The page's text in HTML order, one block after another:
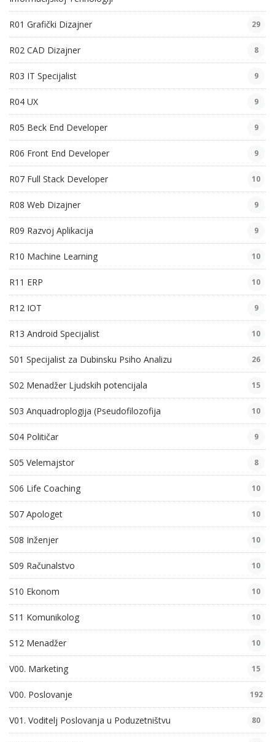
R01 Grafički Dizajner 29
R02 CAD Dizajner 8
R03 IT Specijalist 9
R04 UX 9
R05 Beck End Developer 9
R06 Front End Developer 9
R07 Full Stack Developer 10
R08 Web Dizajner 9
R09 Razvoj Aplikacija 9
R10 Machine Learning 10
R11 ERP 10
R12 IOT 9
R13 Android Specijalist 10
S01 Specijalist za Dubinsku Psiho Analizu 26
S02 Menadžer Ljudskih potencijala 15
S03 Anquadroplogija (Pseudofilozofija 10
S04 Političar 9
S05 Velemajstor 8
S06 Life Coaching 10
S07 Apologet 10
S08 Inženjer 10
S09 Računalstvo 10
S10 Ekonom 10
S11 Komunikolog 10
S12 Menadžer 10
V00. Marketing 15
V00. Poslovanje 192
V01. Voditelj Poslovanja u Poduzetništvu 80